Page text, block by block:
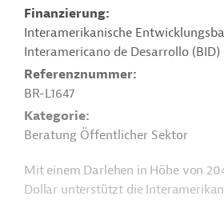
Finanzierung
Interamerikanische
Interamericano de Desarrollo (BID)
Referenznummer
BR-L1647
Kategorie
Beratung Öffentlicher Sektor
Mit einem Darlehen in Höhe von
Dollar unterstützt die